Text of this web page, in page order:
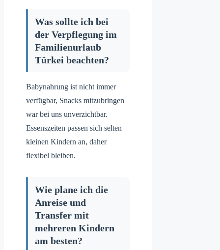
Was sollte ich bei
der Verpflegung im
Familienurlaub
Türkei beachten?
Babynahrung ist nicht immer
verfügbar, Snacks mitzubringen
war bei uns unverzichtbar.
Essenszeiten passen sich selten
kleinen Kindern an, daher
flexibel bleiben.
Wie plane ich die
Anreise und
Transfer mit
mehreren Kindern
am besten?